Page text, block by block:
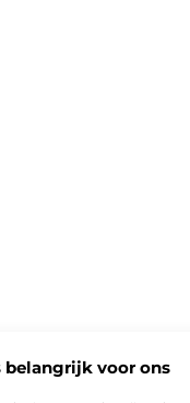
belangrijk voor ons